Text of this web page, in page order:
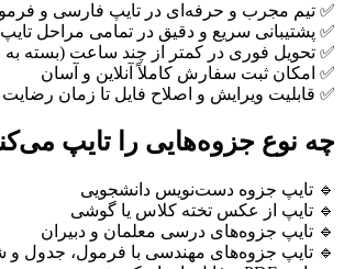
✅ تیم مجرب و حرفه‌ای در تایپ فارسی و
✅ پشتیبانی سریع و دقیق در تمامی مراحل تایپ
✅ تحویل فوری در کمتر از چند ساعت (بسته
✅ امکان ثبت سفارش کاملاً آنلاین و آسان
✅ قابلیت ویرایش و اصلاح فایل تا زمان رضایت
چه نوع جزوه‌هایی را تایپ
🔹 تایپ جزوه دست‌نویس دانشجویی
🔹 تایپ از عکس تخته کلاس یا گوشی
🔹 تایپ جزوه‌های درسی معلمان و دبیران
🔹 تایپ جزوه‌های مهندسی با فرمول، جدول